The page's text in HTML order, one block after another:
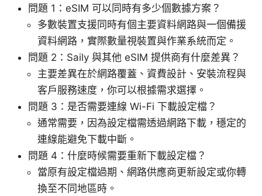
問題 1：eSIM 可以同時有多少個數據方案？
多數裝置支援同時有個主要資料網路與一個備援
資料網路，實際數量視裝置與作業系統而定。
問題 2：Saily 與其他 eSIM 提供商有什麼差異？
主要差異在於網路覆蓋、資費設計、安裝流程與
客戶服務速度，你可以根據需求選擇。
問題 3：是否需要連線 Wi-Fi 下載設定檔？
通常需要，因為設定檔需透過網路下載，穩定的
連線能避免下載中斷。
問題 4：什麼時候需要重新下載設定檔？
當原有設定檔過期、網路供應商更新設定或你轉
換至不同地區時。